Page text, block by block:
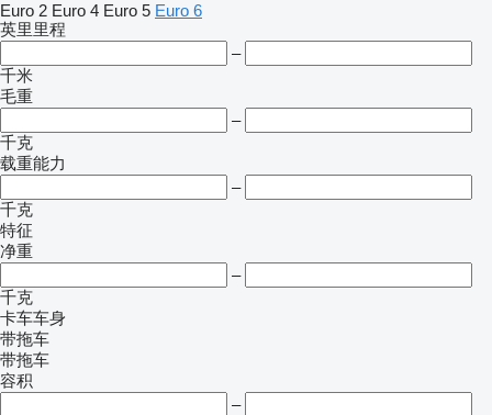
Euro 2 Euro 4 Euro 5 Euro 6
英里里程
–
千米
毛重
–
千克
载重能力
–
千克
特征
净重
–
千克
卡车车身
带拖车
带拖车
容积
–